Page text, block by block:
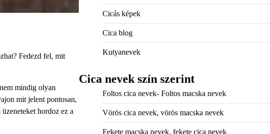
Fedezd fel, mit
mindig olyan
mit jelent pontosan,
hordoz ez a
Cicás képek
Cica blog
Kutyanevek
Cica nevek szín szerint
Foltos cica nevek- Foltos macska nevek
Vörös cica nevek, vörös macska nevek
Fekete macska nevek, fekete cica nevek